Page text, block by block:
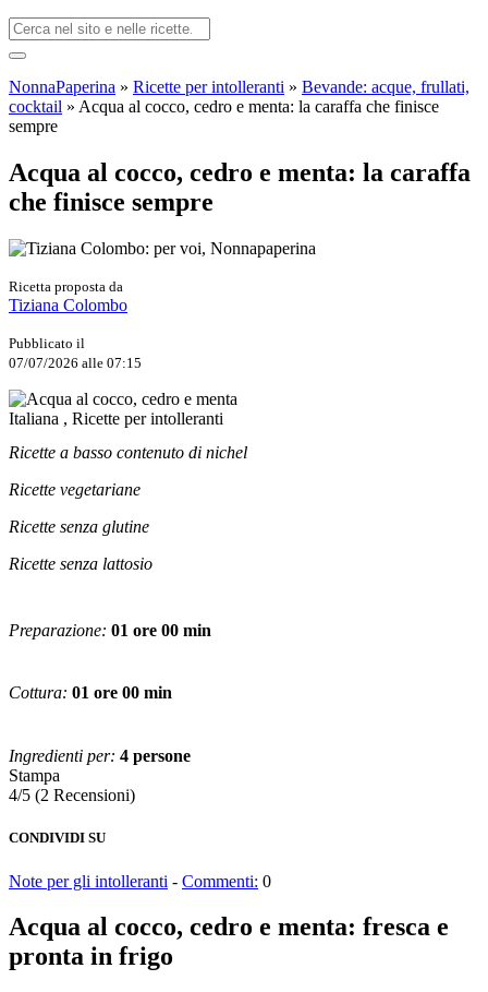
NonnaPaperina » Ricette per intolleranti » Bevande: acque, frullati,
cocktail » Acqua al cocco, cedro e menta: la caraffa che finisce
sempre
Acqua al cocco, cedro e menta: la caraffa
che finisce sempre
Ricetta proposta da
Tiziana Colombo
Pubblicato il
07/07/2026 alle 07:15
Italiana , Ricette per intolleranti
Ricette a basso contenuto di nichel
Ricette vegetariane
Ricette senza glutine
Ricette senza lattosio
Preparazione: 01 ore 00 min
Cottura: 01 ore 00 min
Ingredienti per: 4 persone
Stampa
4/5 (2 Recensioni)
CONDIVIDI SU
Note per gli intolleranti - Commenti: 0
Acqua al cocco, cedro e menta: fresca e
pronta in frigo